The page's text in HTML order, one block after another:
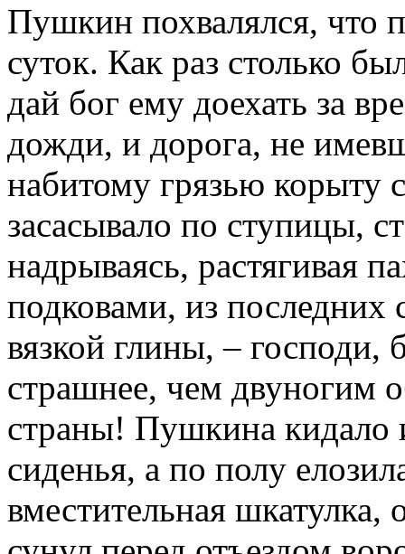
Пушкин похвалялся, что
суток. Как раз столько
дай бог ему доехать за
дожди, и дорога, не
набитому грязью корыту
засасывало по ступицы,
надрываясь, растягивая
подковами, из последних
вязкой глины, –
страшнее, чем двуногим
страны! Пушкина кидало
сиденья, а по полу
вместительная